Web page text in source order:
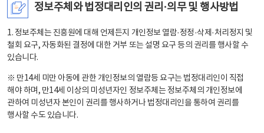
정보주체와 법정대리인의 권리·의무 및 행사방법
1. 정보주체는 진흥원에 대해 언제든지 개인정보 열람·정정·삭제·처리정지 및
철회 요구, 자동화된 결정에 대한 거부 또는 설명 요구 등의 권리를 행사할 수
있습니다.
※ 만14세 미만 아동에 관한 개인정보의 열람등 요구는 법정대리인이 직접
해야 하며, 만14세 이상의 미성년자인 정보주체는 정보주체의 개인정보에
관하여 미성년자 본인이 권리를 행사하거나 법정대리인을 통하여 권리를
행사할 수도 있습니다.